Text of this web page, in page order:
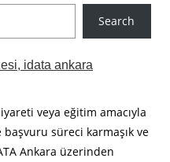
Search
idata ankara
veya eğitim amacıyla
süreci karmaşık ve
Ankara üzerinden